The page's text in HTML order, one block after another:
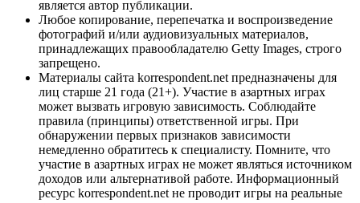
является автор публикации.
Любое копирование, перепечатка и воспроизведение
фотографий и/или аудиовизуальных материалов,
принадлежащих правообладателю Getty Images, строго
запрещено.
Материалы сайта korrespondent.net предназначены для
лиц старше 21 года (21+). Участие в азартных играх
может вызвать игровую зависимость. Соблюдайте
правила (принципы) ответственной игры. При
обнаружении первых признаков зависимости
немедленно обратитесь к специалисту. Помните, что
участие в азартных играх не может являться источником
доходов или альтернативой работе. Информационный
ресурс korrespondent.net не проводит игры на реальные